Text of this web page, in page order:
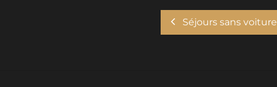
Séjours sans voiture